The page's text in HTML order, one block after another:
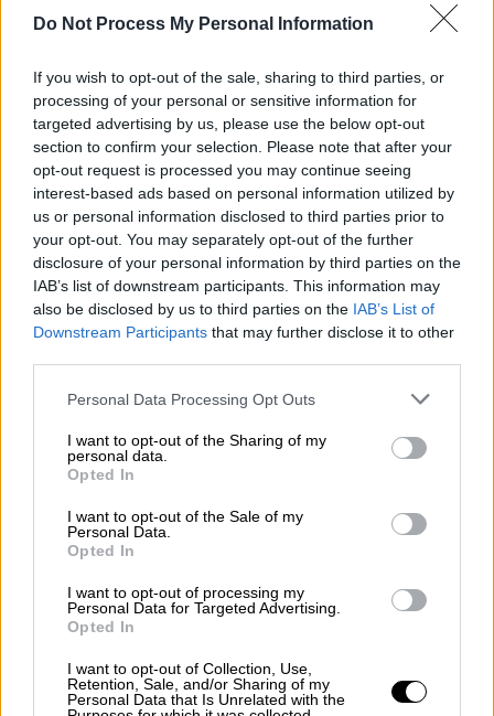
Do Not Process My Personal Information
If you wish to opt-out of the sale, sharing to third parties, or
processing of your personal or sensitive information for
targeted advertising by us, please use the below opt-out
section to confirm your selection. Please note that after your
opt-out request is processed you may continue seeing
interest-based ads based on personal information utilized by
us or personal information disclosed to third parties prior to
your opt-out. You may separately opt-out of the further
disclosure of your personal information by third parties on the
IAB’s list of downstream participants. This information may
also be disclosed by us to third parties on the IAB’s List of
Downstream Participants that may further disclose it to other
Please note that this website/app uses one or more Google
not limited to your visit or usage behaviour. You may click to
grant or deny consent to Google and its third-party tags to
use your data for below specified purposes in below Google
consent section.
Personal Data Processing Opt Outs
I want to opt-out of the Sharing of my
personal data.
Opted In
I want to opt-out of the Sale of my
Personal Data.
Opted In
I want to opt-out of processing my
Personal Data for Targeted Advertising.
Opted In
I want to opt-out of Collection, Use,
Retention, Sale, and/or Sharing of my
Personal Data that Is Unrelated with the
«Αυτό είναι το πνεύµα της Γιουνάιτεντ.
Εχουµε βιώσει και εµείς µερικές τέτοιες
στιγµές, ε;» ήταν η αυθόρµητη απάντηση του
46χρονου Νορβηγού, ο οποίος βρίσκεται στο
τιµόνι της οµάδας ως «δανεικός» από τη
Μόλντε (και όµως…), αλλά θεωρείται
δεδοµένο ότι µέχρι τον Μάιο θα υπογράψει
νέο, κανονικό συµβόλαιο ως πρώτος
προπονητής. Και όχι άδικα, αφού υπό την
καθοδήγησή του και την πολύτιµη
συνεισφορά του Μάικ Φίλαν, εκ των
14 νίκες, δύο ισοπαλίες και µια (ανώδυνη)
ήττα, έχει ανέβει από την έβδοµη στην
τέταρτη θέση της Premier League, ενώ
League (για πρώτη φορά από το 2014) και
του Κυπέλλου. Το πιο σηµαντικό, όµως, είναι
πως έχει γίνει ξανά ανταγωνιστική, ικανή να
κυριαρχεί, θυµίζοντας κατά διαστήµατα τη
µεγάλη Γιουνάιτεντ. Του Ολε Γκούναρ, του
σερ Αλεξ και του Ερίκ...